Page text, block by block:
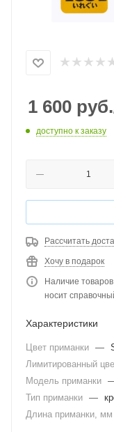
1 600 руб.
доступно к заказу
Рассчитать
Хочу в подарок
Наличие
носит
Характеристики
Цвет приманки —
Лимитированный
Модель приманки
Тип приманки —
Длина приманки, мм